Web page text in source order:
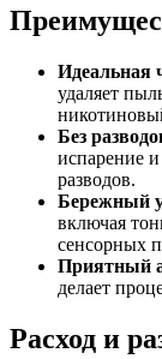
Идеальная
удаляет
Без
испарение
разводов.
Бережный
включая
сенсорных
Приятный
делает
Расход и